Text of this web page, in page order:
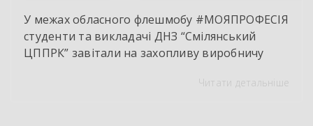
У межах обласного флешмобу #МОЯПРОФЕСІЯ
студенти та викладачі ДНЗ “Смілянський
ЦППРК” завітали на захопливу виробничу
НВК “Лідер”. Світлі кахлі, інноваційнеЧитати детальніше